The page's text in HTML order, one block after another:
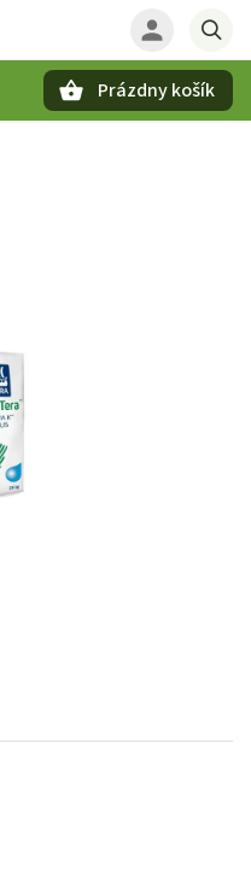
Prázdny košík